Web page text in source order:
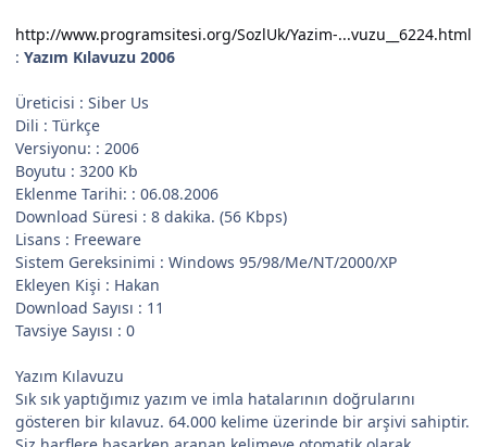
http://www.programsitesi.org/SozlUk/Yazim-...vuzu__6224.html
: Yazım Kılavuzu 2006
Üreticisi : Siber Us
Dili : Türkçe
Versiyonu: : 2006
Boyutu : 3200 Kb
Eklenme Tarihi: : 06.08.2006
Download Süresi : 8 dakika. (56 Kbps)
Lisans : Freeware
Sistem Gereksinimi : Windows 95/98/Me/NT/2000/XP
Ekleyen Kişi : Hakan
Download Sayısı : 11
Tavsiye Sayısı : 0
Yazım Kılavuzu
Sık sık yaptığımız yazım ve imla hatalarının doğrularını
gösteren bir kılavuz. 64.000 kelime üzerinde bir arşivi sahiptir.